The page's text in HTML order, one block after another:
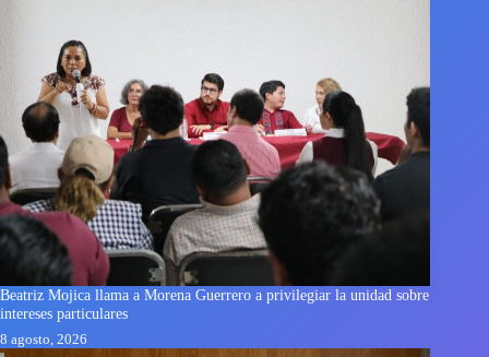
Beatriz Mojica llama a Morena Guerrero a privilegiar la unidad sobre
intereses particulares
8 agosto, 2026